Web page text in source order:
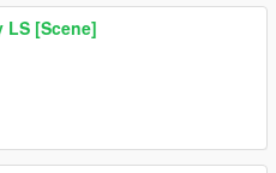
LS [Scene]